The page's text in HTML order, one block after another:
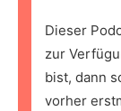
Dieser
zur
bist, dann
vorher